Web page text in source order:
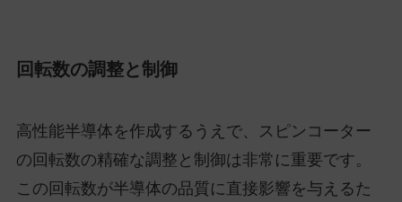
回転数の調整と制御
高性能半導体を作成するうえで、スピンコーター
の回転数の精確な調整と制御は非常に重要です。
この回転数が半導体の品質に直接影響を与えるた